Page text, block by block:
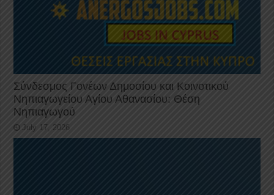
Σύνδεσμος Γονέων Δημοσίου και Κοινοτικού
Νηπιαγωγείου Αγίου Αθανασίου: Θέση
Νηπιαγωγού
July 17, 2026